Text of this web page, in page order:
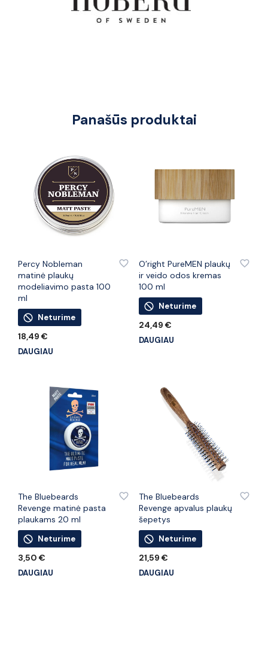
Panašūs produktai
Percy Nobleman
matinė plaukų
modeliavimo pasta 100
ml
Neturime
18,49 €
DAUGIAU
O’right PureMEN plaukų
ir veido odos kremas
100 ml
Neturime
24,49 €
DAUGIAU
The Bluebeards
Revenge matinė pasta
plaukams 20 ml
Neturime
3,50 €
DAUGIAU
The Bluebeards
Revenge apvalus plaukų
šepetys
Neturime
21,59 €
DAUGIAU